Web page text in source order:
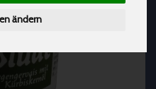
ändern